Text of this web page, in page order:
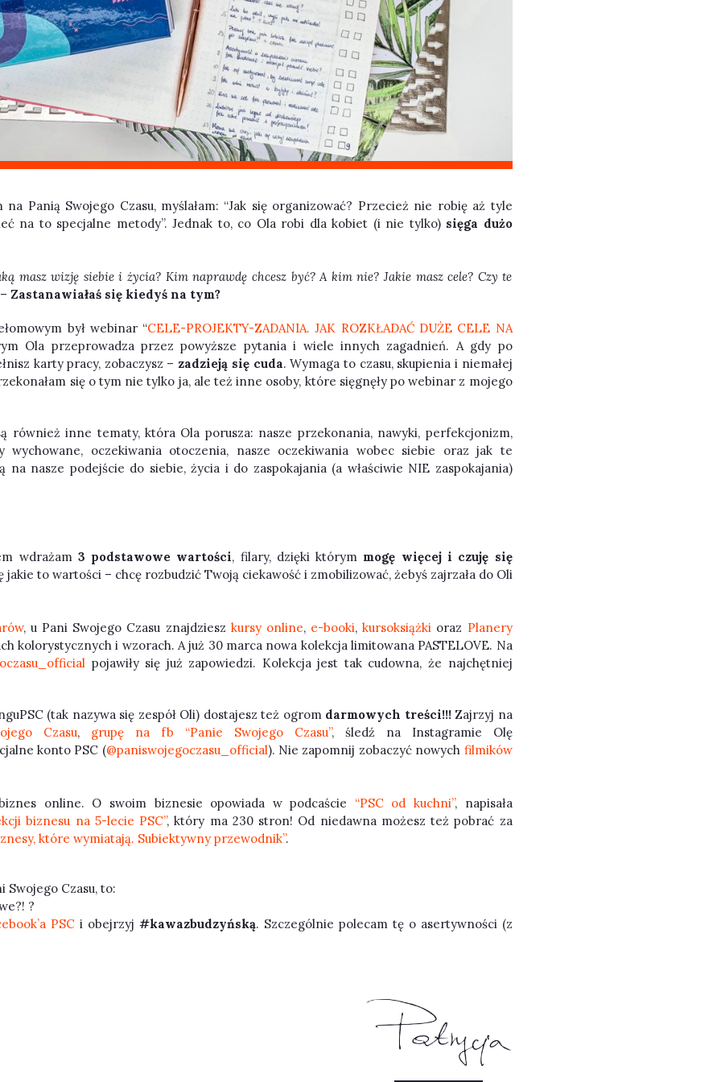
Panią Swojego Czasu, myślałam: “Jak się organizować? Przecież nie robię aż tyle
na to specjalne metody”. Jednak to, co Ola robi dla kobiet (i nie tylko) sięga dużo
masz wizję siebie i życia? Kim naprawdę chcesz być? A kim nie? Jakie masz cele? Czy te
Zastanawiałaś się kiedyś na tym?
był webinar “CELE-PROJEKTY-ZADANIA. JAK ROZKŁADAĆ DUŻE CELE NA
Ola przeprowadza przez powyższe pytania i wiele innych zagadnień. A gdy po
karty pracy, zobaczysz – zadzieją się cuda. Wymaga to czasu, skupienia i niemałej
się o tym nie tylko ja, ale też inne osoby, które sięgnęły po webinar z mojego
również inne tematy, która Ola porusza: nasze przekonania, nawyki, perfekcjonizm,
wychowane, oczekiwania otoczenia, nasze oczekiwania wobec siebie oraz jak te
na nasze podejście do siebie, życia i do zaspokajania (a właściwie NIE zaspokajania)
wdrażam 3 podstawowe wartości, filary, dzięki którym mogę więcej i czuję się
jakie to wartości – chcę rozbudzić Twoją ciekawość i zmobilizować, żebyś zajrzała do Oli
, u Pani Swojego Czasu znajdziesz kursy online, e-booki,kursoksiążki oraz Planery
kolorystycznych i wzorach. A już 30 marca nowa kolekcja limitowana PASTELOVE. Na
pojawiły się już zapowiedzi. Kolekcja jest tak cudowna, że najchętniej
(tak nazywa się zespół Oli) dostajesz też ogrom darmowych treści!!!Zajrzyj na
Czasu, grupę na fb “Panie Swojego Czasu”, śledź na Instagramie Olę
konto PSC (@paniswojegoczasu_official). Nie zapomnij zobaczyć nowych filmików
online. O swoim biznesie opowiada w podcaście “PSC od kuchni”, napisała
biznesu na 5-lecie PSC”, który ma 230 stron! Od niedawna możesz też pobrać za
które wymiatają. Subiektywny przewodnik”.
Swojego Czasu, to:
?
PSCi obejrzyj #kawazbudzyńską. Szczególnie polecam tę o asertywności (z